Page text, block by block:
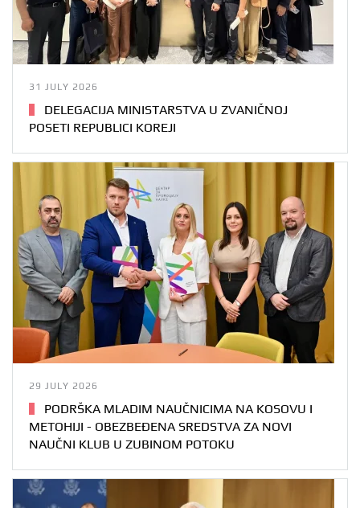
31 JULY 2026
DELEGACIJA MINISTARSTVA U ZVANIČNOJ
POSETI REPUBLICI KOREJI
29 JULY 2026
PODRŠKA MLADIM NAUČNICIMA NA KOSOVU I
METOHIJI - OBEZBEĐENA SREDSTVA ZA NOVI
NAUČNI KLUB U ZUBINOM POTOKU